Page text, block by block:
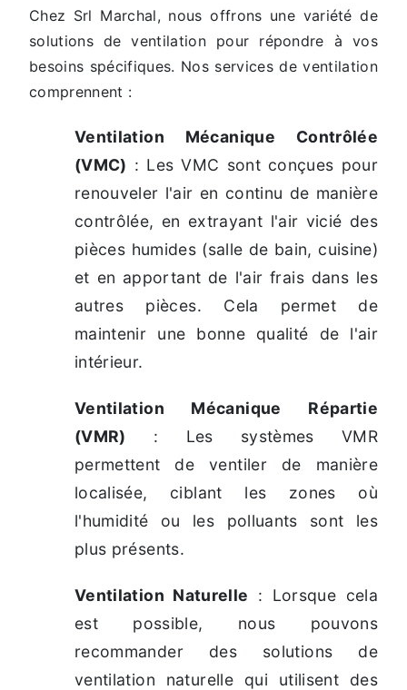
Chez Srl Marchal, nous offrons une variété de
solutions de ventilation pour répondre à vos
besoins spécifiques. Nos services de ventilation
comprennent :
Ventilation Mécanique Contrôlée
(VMC) : Les VMC sont conçues pour
renouveler l'air en continu de manière
contrôlée, en extrayant l'air vicié des
pièces humides (salle de bain, cuisine)
et en apportant de l'air frais dans les
autres pièces. Cela permet de
maintenir une bonne qualité de l'air
intérieur.
Ventilation Mécanique Répartie
(VMR) : Les systèmes VMR
permettent de ventiler de manière
localisée, ciblant les zones où
l'humidité ou les polluants sont les
plus présents.
Ventilation Naturelle : Lorsque cela
est possible, nous pouvons
recommander des solutions de
ventilation naturelle qui utilisent des